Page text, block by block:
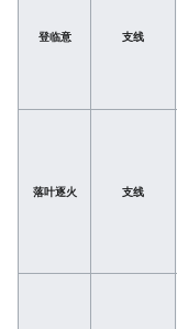
登临意 支线
落叶逐火 支线